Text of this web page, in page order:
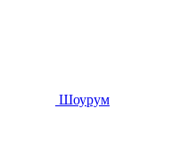
Шоурум